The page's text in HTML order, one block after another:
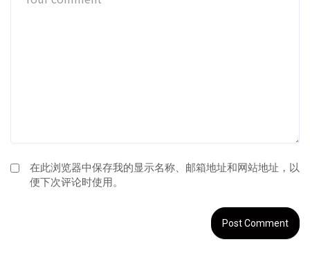
在此浏览器中保存我的显示名称、邮箱地址和网站地址，以
便下次评论时使用。